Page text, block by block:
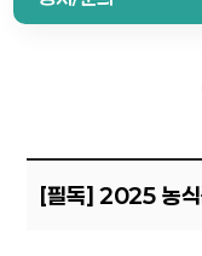
[필독] 2025 농식